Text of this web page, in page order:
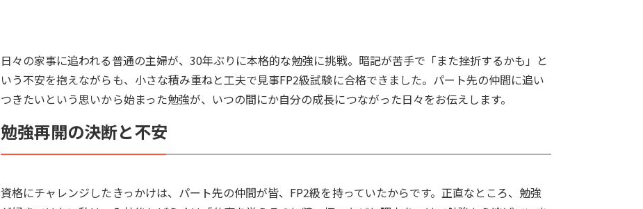
日々の家事に追われる普通の主婦が、30年ぶりに本格的な勉強に挑戦。暗記が苦手で「また挫折するかも」と
いう不安を抱えながらも、小さな積み重ねと工夫で見事FP2級試験に合格できました。パート先の仲間に追い
つきたいという思いから始まった勉強が、いつの間にか自分の成長につながった日々をお伝えします。
勉強再開の決断と不安
資格にチャレンジしたきっかけは、パート先の仲間が皆、FP2級を持っていたからです。正直なところ、勉強